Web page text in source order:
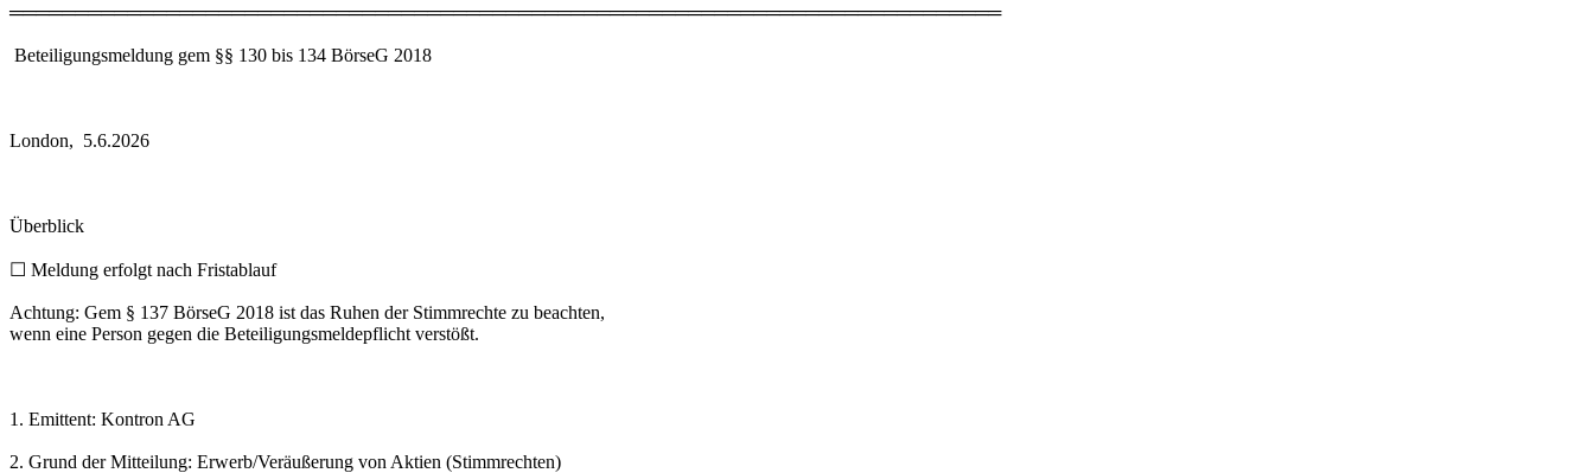
════════════════════════════════════════════════════════════════════════════
Beteiligungsmeldung gem §§ 130 bis 134 BörseG 2018
London, 5.6.2026
Überblick
☐ Meldung erfolgt nach Fristablauf
Achtung: Gem § 137 BörseG 2018 ist das Ruhen der Stimmrechte zu beachten,
wenn eine Person gegen die Beteiligungsmeldepflicht verstößt.
1. Emittent: Kontron AG
2. Grund der Mitteilung: Erwerb/Veräußerung von Aktien (Stimmrechten)